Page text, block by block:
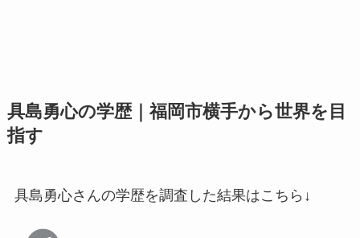
具島勇心の学歴｜福岡市横手から世界を目
指す
具島勇心さんの学歴を調査した結果はこちら↓